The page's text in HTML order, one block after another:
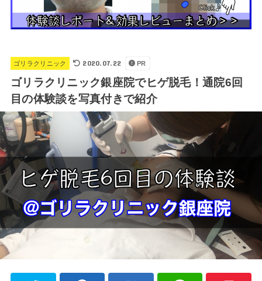
ゴリラクリニック 2020.07.22 PR
ゴリラクリニック銀座院でヒゲ脱毛！通院6回
目の体験談を写真付きで紹介